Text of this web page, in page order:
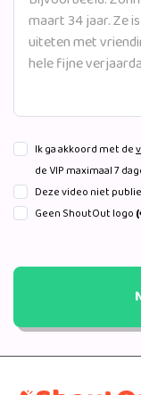
Ik ga akkoord met de
de VIP maximaal 7
Deze video niet
Geen ShoutOut logo